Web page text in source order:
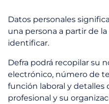
Datos personales
una persona a partir de
identificar.
Defra podrá recopilar su
electrónico, número de
función laboral y detalles
profesional y su